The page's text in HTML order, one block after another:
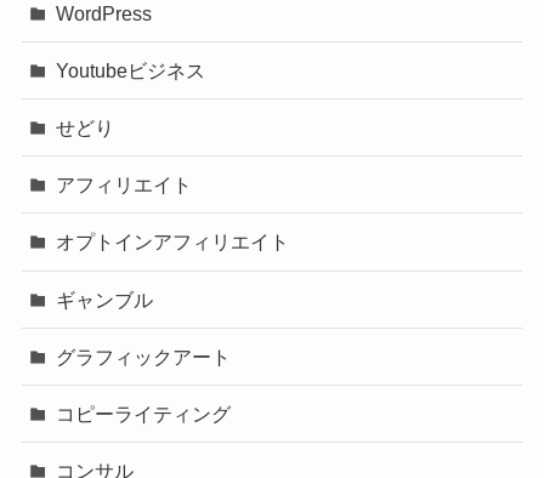
WordPress
Youtubeビジネス
せどり
アフィリエイト
オプトインアフィリエイト
ギャンブル
グラフィックアート
コピーライティング
コンサル